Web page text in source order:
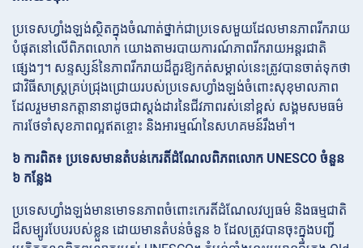
ប្រទេសហ្វាំងឡង់ស្ថិតក្នុងចំណាត់ថ្នាក់ជាប្រទេសមួយដែលមានភាពរីករាយ
បំផុតនៅលើពិភពលោក យោងតាមរបាយការណ៍ភាពរីករាយអន្តរជាតិ
ផ្សេងៗ។ សន្ទស្សន៍នៃភាពរីករាយដ៏គួរឱ្យកត់សម្គាល់នេះត្រូវបានចាត់ទុកថា
ជាវិធីសាស្ត្រគ្រប់ជ្រុងជ្រោយរបស់ប្រទេសហ្វាំងឡង់ចំពោះសុខុមាលភាព
ដែលរួមមានកត្តានានាដូចជាស្តង់ដារនៃជីវភាពរស់នៅខ្ពស់ សង្គមសមធម៌
ការថែទាំសុខភាពល្អឥតខ្ចោះ និងអារម្មណ៍នៃសហគមន៍រឹងមាំ។
៦ ការពិត៖ ប្រទេសមានតំបន់កេរតិ៍ដំណែលពិភពលោក UNESCO ចំនួន
៦ កន្លែង
ប្រទេសហ្វាំងឡង់មានមោទនភាពចំពោះកេរតិ៍ដំណែលវប្បធម៌ និងធម្មជាតិ
ដ៏សម្បូរបែបរបស់ខ្លួន ដោយមានតំបន់ចំនួន ៦ ដែលត្រូវបានចុះក្នុងបញ្ជី